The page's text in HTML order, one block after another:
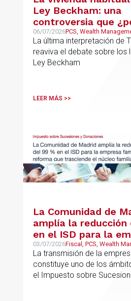
Ley Beckham: una
controversia que
estar llegando a su
06/07/2026PCS, Wealth
Business, Fiscal
La última interpretación de
reaviva el debate sobre los
Ley Beckham
LEER MÁS >>
La Comunidad de
amplía la reducción
en el ISD para la
familiar: una
trasciende el
03/07/2026Fiscal, PCS, Wealth
Family Business
La transmisión de la
constituye uno de los
el Impuesto sobre